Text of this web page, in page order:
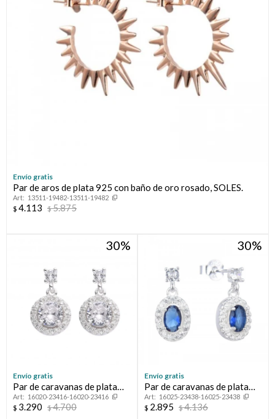
Envío gratis
Par de aros de plata 925 con baño de oro rosado, SOLES.
13511-19482-13511-19482
$ 4.113 $5.875
30
Envío gratis
Par de caravanas de plata
925 con circonias.
16020-23416-16020-23416
$ 3.290 $4.700
30
Envío gratis
Par de caravanas de plata
925 con circonias.
16025-23438-16025-23438
$ 2.895 $4.136